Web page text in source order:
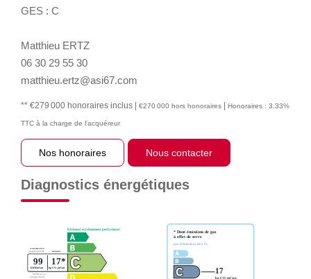
GES : C
Matthieu ERTZ
06 30 29 55 30
matthieu.ertz@asi67.com
** €279 000 honoraires inclus | €270 000 hors honoraires | Honoraires : 3.33%
TTC à la charge de l'acquéreur
Nos honoraires Nous contacter
Diagnostics énergétiques